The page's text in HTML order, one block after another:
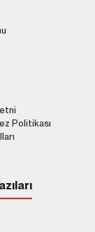
Politikası